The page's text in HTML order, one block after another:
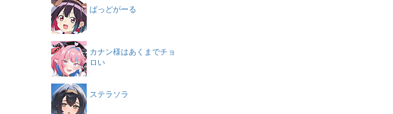
ばっどがーる
カナン様はあくまでチョ
ロい
ステラソラ